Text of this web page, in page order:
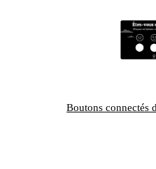
Boutons connectés